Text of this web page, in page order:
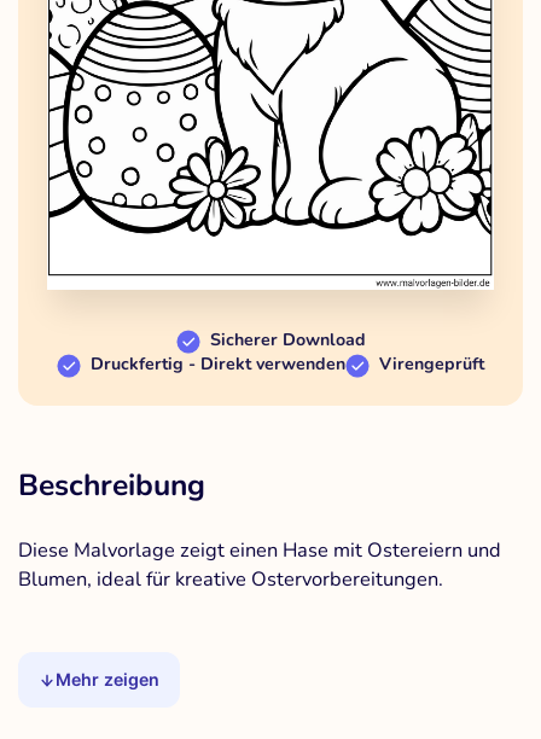
Sicherer Download
Druckfertig - Direkt verwenden
Virengeprüft
Beschreibung
Diese Malvorlage zeigt einen Hase mit Ostereiern und
Blumen, ideal für kreative Ostervorbereitungen.
Mehr zeigen